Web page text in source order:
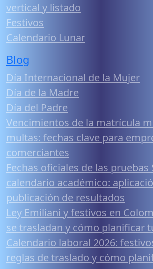
vertical y listado
Festivos
Calendario Lunar
Blog
Día Internacional de la Mujer
Día de la Madre
Día del Padre
Vencimientos de la matrícula
multas: fechas clave para
comerciantes
Fechas oficiales de las pruebas
calendario académico:
publicación de resultados
Ley Emiliani y festivos en
se trasladan y cómo planificar
Calendario laboral 2026:
reglas de traslado y cómo